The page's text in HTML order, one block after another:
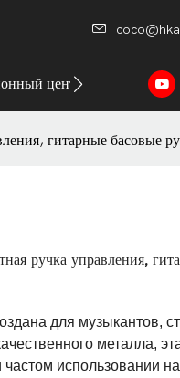
центр Контакт
гитарные басовые
ручка управления,
для музыкантов,
металла,
использовании